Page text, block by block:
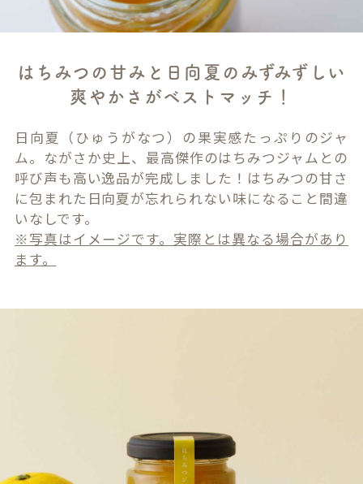
はちみつの甘みと日向夏のみずみずしい
爽やかさがベストマッチ！
日向夏（ひゅうがなつ）の果実感たっぷりのジャ
ム。ながさか史上、最高傑作のはちみつジャムとの
呼び声も高い逸品が完成しました！はちみつの甘さ
に包まれた日向夏が忘れられない味になること間違
いなしです。
※写真はイメージです。実際とは異なる場合があり
ます。